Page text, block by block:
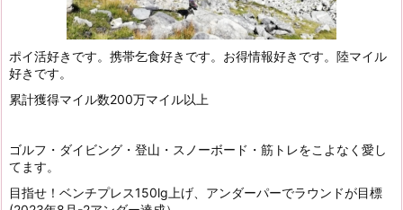
ポイ活好きです。携帯乞食好きです。お得情報好きです。陸マイル
好きです。
累計獲得マイル数200万マイル以上
ゴルフ・ダイビング・登山・スノーボード・筋トレをこよなく愛し
てます。
目指せ！ベンチプレス150lg上げ、アンダーパーでラウンドが目標